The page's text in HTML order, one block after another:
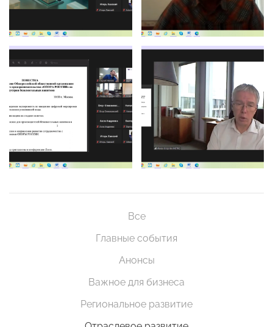
Все
Главные события
Анонсы
Важное для бизнеса
Региональное развитие